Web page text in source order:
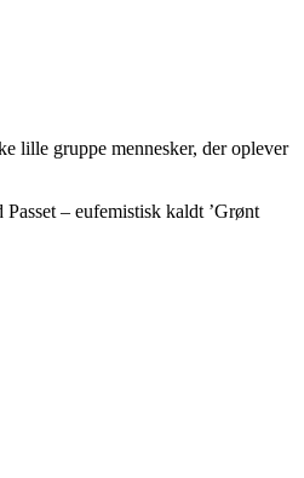
lille gruppe mennesker, der oplever
– eufemistisk kaldt ’Grønt